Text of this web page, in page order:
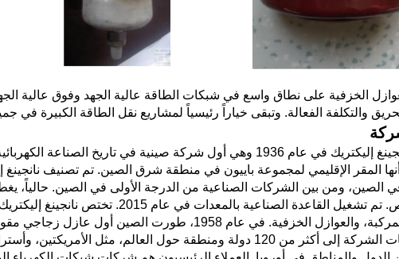
الخزفية على نطاق واسع في شبكات الطاقة عالية الجهد وفوق عالية
والتكلفة الفعالة. وتبقى خياراً رئيسياً لمشاريع نقل الطاقة الكبيرة في
تأسست نانجينغ إليكتريك في عام 1936 وهي أول شركة صينية في
1000 شخص. تم تشغيل القاعدة الصناعية
والعوازل المركبة، والعوازل الخزفية. في عام 1958،
تُصدَّر منتجات الشركة إلى أكثر من 120 دولة ومنطقة حول العالم،